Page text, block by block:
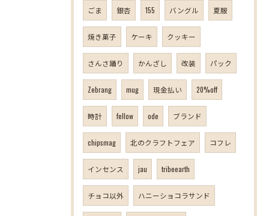
ごま 銀杏 155 バングル 夏服
焼き菓子 ケーキ クッキー
さんさ踊り かんざし 改装 パック
Zebrang mug 現金払い 20%off
時計 fellow ode ブランド
chipsmag 北のクラフトフェア コフレ
インセンス jau tribeearth
チョコ以外 ハニーショコラサンド